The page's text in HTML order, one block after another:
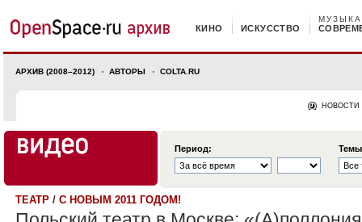
КИНО ИСКУССТВО
МУЗЫКА
АРХИВ (2008–2012) АВТОРЫ COLTA.RU
НОВОСТИ
Период:
ТЕАТР / С НОВЫМ 2011 ГОДОМ!